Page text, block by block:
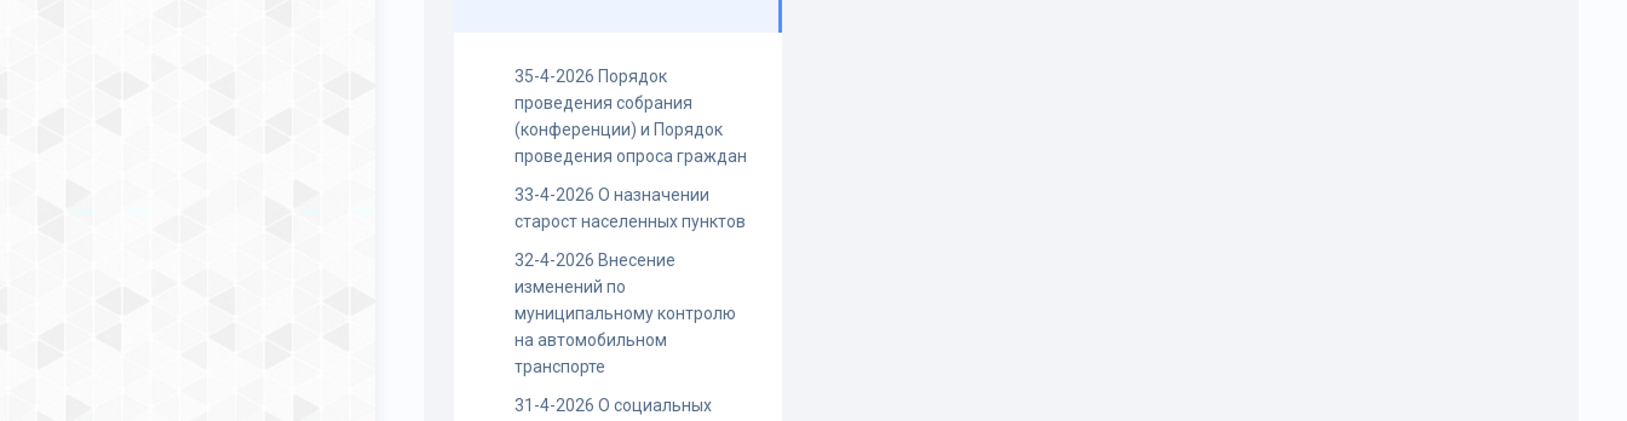
35-4-2026 Порядок
проведения собрания
(конференции) и Порядок
проведения опроса граждан
33-4-2026 О назначении
старост населенных пунктов
32-4-2026 Внесение
изменений по
муниципальному контролю
на автомобильном
транспорте
31-4-2026 О социальных